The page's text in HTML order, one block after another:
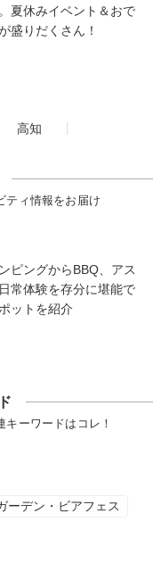
夏休みイベント＆おで
盛りだくさん！
高知
ティ情報をお届け
ピングからBBQ、アス
常体験を存分に堪能で
ットを紹介
ーワードはコレ！
ーデン・ビアフェス